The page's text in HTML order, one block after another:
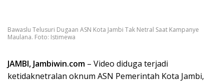
Bawaslu Telusuri Dugaan ASN Kota Jambi Tak Netral Saat Kampanye
Maulana. Foto: Istimewa
JAMBI, Jambiwin.com – Video diduga terjadi
ketidaknetralan oknum ASN Pemerintah Kota Jambi,